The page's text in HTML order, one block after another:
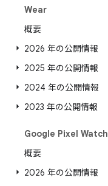
Wear
概要
2026 年の公開情報
2025 年の公開情報
2024 年の公開情報
2023 年の公開情報
Google Pixel Watch
概要
2026 年の公開情報